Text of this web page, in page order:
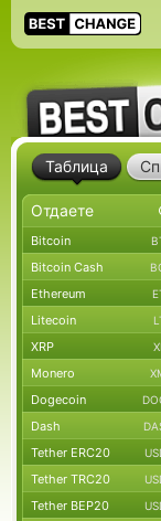
Таблица
Bitcoin
Bitcoin Cash
Ethereum
Litecoin
XRP
Monero
Dogecoin
Dash
Tether ERC20
Tether TRC20
Tether BEP20